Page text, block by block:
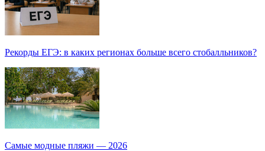
Рекорды ЕГЭ: в каких регионах больше всего стобалльников?
Самые модные пляжи — 2026